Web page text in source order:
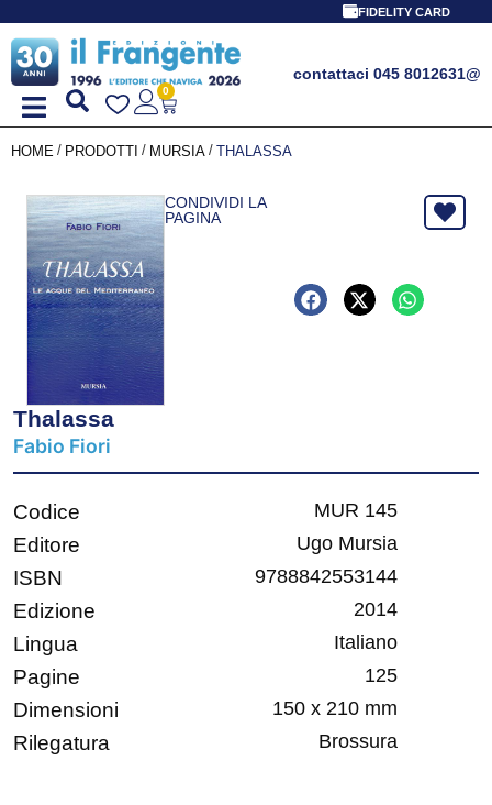
FIDELITY CARD
contattaci 045 8012631@
0
HOME / PRODOTTI / MURSIA / THALASSA
CONDIVIDI LA
PAGINA
Thalassa
Fabio Fiori
Codice MUR 145
Editore Ugo Mursia
ISBN 9788842553144
Edizione 2014
Lingua Italiano
Pagine 125
Dimensioni 150 x 210 mm
Rilegatura Brossura